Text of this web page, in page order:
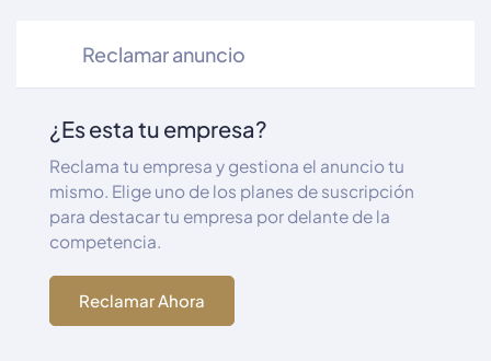
Reclamar anuncio
¿Es esta tu empresa?
Reclama tu empresa y gestiona el anuncio tu
mismo. Elige uno de los planes de suscripción
para destacar tu empresa por delante de la
competencia.
Reclamar Ahora